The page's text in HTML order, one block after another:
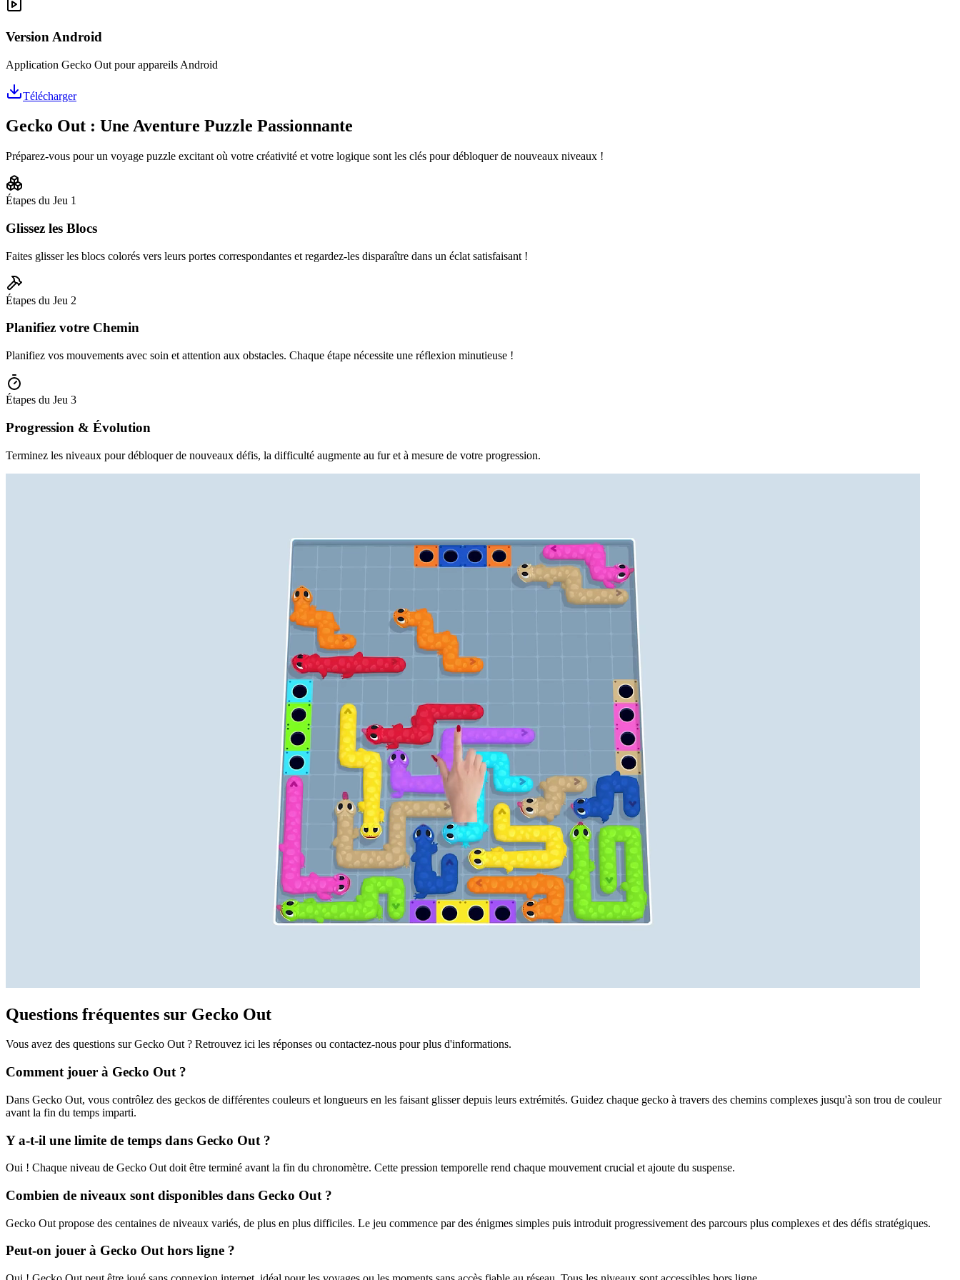
Version Android
Application Gecko Out pour appareils Android
Télécharger
Gecko Out : Une Aventure Puzzle Passionnante
Préparez-vous pour un voyage puzzle excitant où votre créativité et votre logique sont les clés pour débloquer de nouveaux niveaux !
Étapes du Jeu 1
Glissez les Blocs
Faites glisser les blocs colorés vers leurs portes correspondantes et regardez-les disparaître dans un éclat satisfaisant !
Étapes du Jeu 2
Planifiez votre Chemin
Planifiez vos mouvements avec soin et attention aux obstacles. Chaque étape nécessite une réflexion minutieuse !
Étapes du Jeu 3
Progression & Évolution
Terminez les niveaux pour débloquer de nouveaux défis, la difficulté augmente au fur et à mesure de votre progression.
Questions fréquentes sur Gecko Out
Vous avez des questions sur Gecko Out ? Retrouvez ici les réponses ou contactez-nous pour plus d'informations.
Comment jouer à Gecko Out ?
Dans Gecko Out, vous contrôlez des geckos de différentes couleurs et longueurs en les faisant glisser depuis leurs extrémités. Guidez chaque gecko à travers des chemins complexes jusqu'à son trou de couleur
avant la fin du temps imparti.
Y a-t-il une limite de temps dans Gecko Out ?
Oui ! Chaque niveau de Gecko Out doit être terminé avant la fin du chronomètre. Cette pression temporelle rend chaque mouvement crucial et ajoute du suspense.
Combien de niveaux sont disponibles dans Gecko Out ?
Gecko Out propose des centaines de niveaux variés, de plus en plus difficiles. Le jeu commence par des énigmes simples puis introduit progressivement des parcours plus complexes et des défis stratégiques.
Peut-on jouer à Gecko Out hors ligne ?